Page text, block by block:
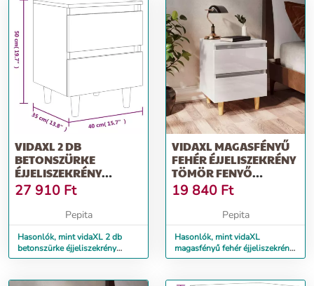
VIDAXL 2 DB
BETONSZÜRKE
ÉJJELISZEKRÉNY
TÖMÖR FENYŐ
LÁBAKKAL
40X35X50CM
27 910 Ft
Pepita
Hasonlók, mint vidaXL 2 db
betonszürke éjjeliszekrény
tömör fenyő lábakkal
VIDAXL MAGASFÉNYŰ
FEHÉR ÉJJELISZEKRÉNY
TÖMÖR FENYŐ
LÁBAKKAL
40X35X50CM
19 840 Ft
Pepita
Hasonlók, mint vidaXL
magasfényű fehér éjjeliszekrény
tömör fenyő lábakkal